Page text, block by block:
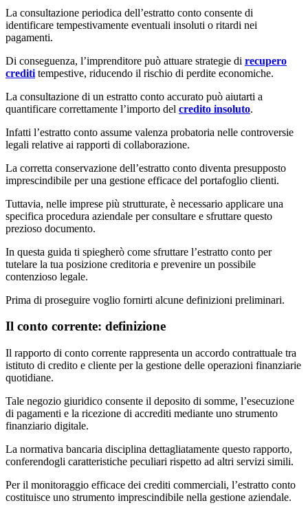
La consultazione periodica dell’estratto conto consente di
identificare tempestivamente eventuali insoluti o ritardi nei
pagamenti.
Di conseguenza, l’imprenditore può attuare strategie di recupero
crediti tempestive, riducendo il rischio di perdite economiche.
La consultazione di un estratto conto accurato può aiutarti a
quantificare correttamente l’importo del credito insoluto.
Infatti l’estratto conto assume valenza probatoria nelle controversie
legali relative ai rapporti di collaborazione.
La corretta conservazione dell’estratto conto diventa presupposto
imprescindibile per una gestione efficace del portafoglio clienti.
Tuttavia, nelle imprese più strutturate, è necessario applicare una
specifica procedura aziendale per consultare e sfruttare questo
prezioso documento.
In questa guida ti spiegherò come sfruttare l’estratto conto per
tutelare la tua posizione creditoria e prevenire un possibile
contenzioso legale.
Prima di proseguire voglio fornirti alcune definizioni preliminari.
Il conto corrente: definizione
Il rapporto di conto corrente rappresenta un accordo contrattuale tra
istituto di credito e cliente per la gestione delle operazioni finanziarie
quotidiane.
Tale negozio giuridico consente il deposito di somme, l’esecuzione
di pagamenti e la ricezione di accrediti mediante uno strumento
finanziario digitale.
La normativa bancaria disciplina dettagliatamente questo rapporto,
conferendogli caratteristiche peculiari rispetto ad altri servizi simili.
Per il monitoraggio efficace dei crediti commerciali, l’estratto conto
costituisce uno strumento imprescindibile nella gestione aziendale.